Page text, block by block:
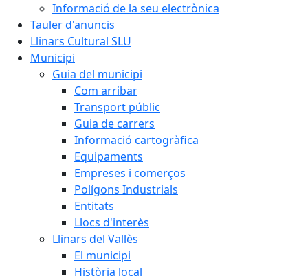
Informació de la seu electrònica
Tauler d'anuncis
Llinars Cultural SLU
Municipi
Guia del municipi
Com arribar
Transport públic
Guia de carrers
Informació cartogràfica
Equipaments
Empreses i comerços
Polígons Industrials
Entitats
Llocs d'interès
Llinars del Vallès
El municipi
Història local